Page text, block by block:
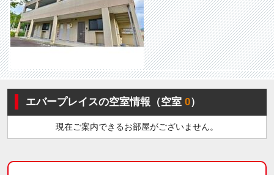
エバープレイスの空室情報（空室0）
現在ご案内できるお部屋がございません。